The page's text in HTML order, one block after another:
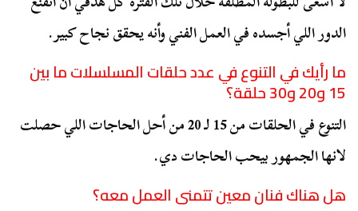
الدور اللي أجسده في العمل الفني وأنه يحقق نجاح كبير.
ما رأيك في التنوع في عدد حلقات المسلسلات ما بين
15 و20 و30 حلقة؟
التنوع في الحلقات من 15 لـ 20 من أحل الحاجات اللي حصلت
لانها الجمهور بيحب الحاجات دي.
هل هناك فنان معين تتمنى العمل معه؟